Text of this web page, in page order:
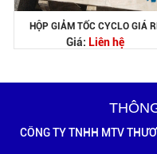
HỘP GIẢM TỐC CYCLO GIÁ
Giá: Liên hệ
CÔNG TY TNHH MTV